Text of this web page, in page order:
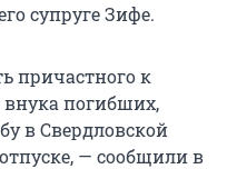
супруге Зифе.
причастного к
внука погибших,
в Свердловской
— сообщили в